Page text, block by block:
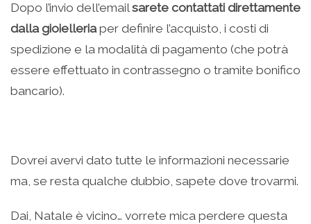
Dopo l’invio dell’emailsarete contattati direttamente
dalla gioielleriaper definire l’acquisto, i costi di
spedizione e la modalità di pagamento (che potrà
essere effettuato in contrassegno o tramite bonifico
bancario).
Dovrei avervi dato tutte le informazioni necessarie
ma, se resta qualche dubbio, sapete dove trovarmi.
Dai, Natale è vicino… vorrete mica perdere questa